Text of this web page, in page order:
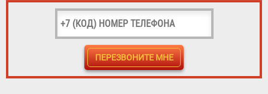
Огнетушитель ОУ-3 BCE (5 литров) d=114 мм
1 572 ₽